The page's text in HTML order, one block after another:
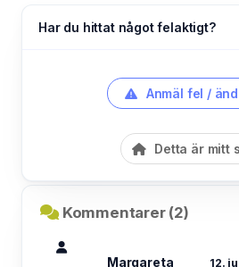
Har du hittat något felaktigt?
Anmäl fel /
Detta är mitt
Kommentarer (2)
Margareta
12.